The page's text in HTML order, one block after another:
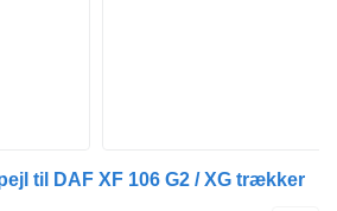
til DAF XF 106 G2 / XG trækker